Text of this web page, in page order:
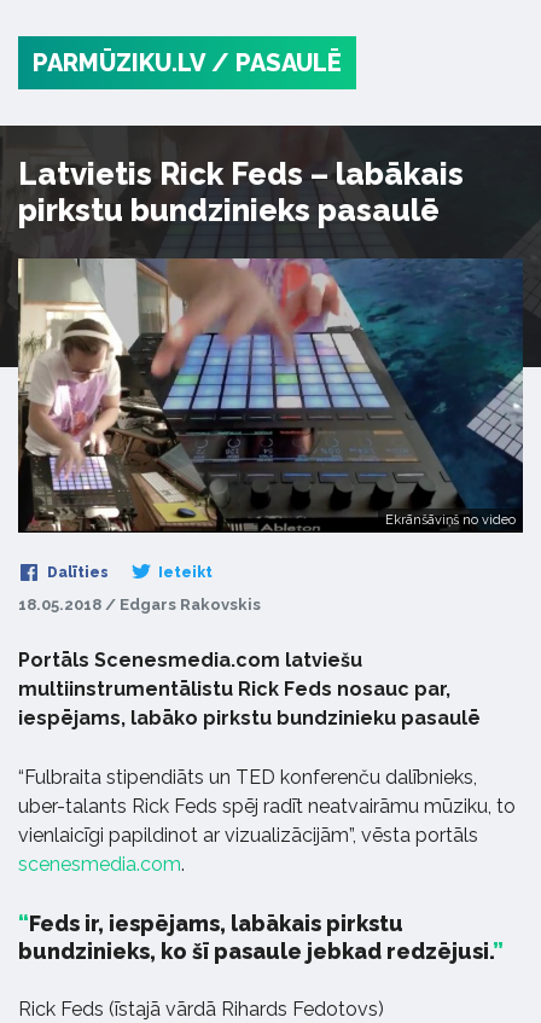
PARMŪZIKU.LV / PASAULĒ
Latvietis Rick Feds – labākais
pirkstu bundzinieks pasaulē
Ekrānšāviņš no video
Dalīties Ieteikt
18.05.2018 / Edgars Rakovskis
Portāls Scenesmedia.com latviešu
multiinstrumentālistu Rick Feds nosauc par,
iespējams, labāko pirkstu bundzinieku pasaulē
“Fulbraita stipendiāts un TED konferenču dalībnieks,
uber-talants Rick Feds spēj radīt neatvairāmu mūziku, to
vienlaicīgi papildinot ar vizualizācijām”, vēsta portāls
scenesmedia.com.
Feds ir, iespējams, labākais pirkstu
bundzinieks, ko šī pasaule jebkad redzējusi.
Rick Feds (īstajā vārdā Rihards Fedotovs)